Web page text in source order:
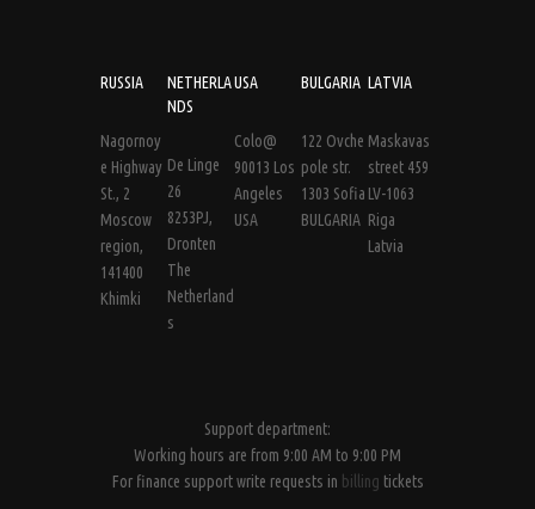
RUSSIA
Nagornoy
e Highway
St., 2
Moscow
region,
141400
Khimki
NETHERLA
NDS
De Linge
26
8253PJ,
Dronten
The
Netherland
s
USA
Colo@
90013 Los
Angeles
USA
BULGARIA
122 Ovche
pole str.
1303 Sofia
BULGARIA
LATVIA
Maskavas
street 459
LV-1063
Riga
Latvia
Support department:
Working hours are from 9:00 AM to 9:00 PM
For finance support write requests in billing tickets